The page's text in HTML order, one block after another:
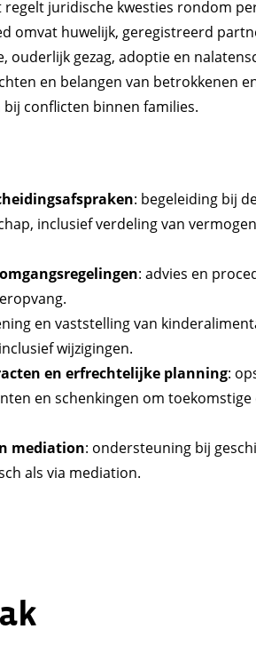
juridische kwesties rondom
omvat huwelijk, geregistreerd
ouderlijk gezag, adoptie en
en belangen van betrokkenen
conflicten binnen families.
: begeleiding bij
inclusief verdeling van
: advies en
en vaststelling van
wijzigingen.
en erfrechtelijke planning:
en schenkingen om
mediation: ondersteuning bij
als via mediation.